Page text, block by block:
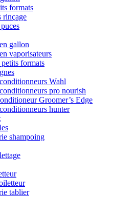
formats
rinçage
gallon
vaporisateurs
formats
Wahl
pro nourish
Groomer’s Edge
hunter
shampoing
tablier